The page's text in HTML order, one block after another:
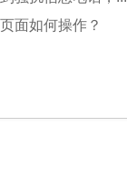
面如何操作？